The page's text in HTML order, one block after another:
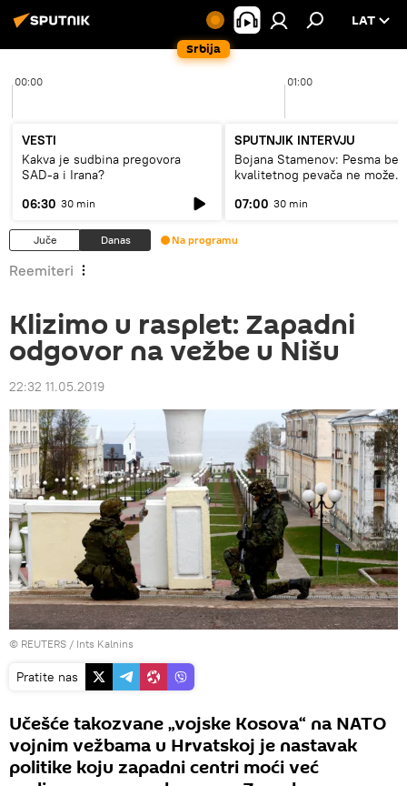
Srbija
LAT
00:00 01:00
VESTI
Kakva je sudbina pregovora
SAD-a i Irana?
06:30 30 min
SPUTNJIK INTERVJU
Bojana Stamenov: Pesma bez
kvalitetnog pevača ne može
07:00 30 min
Juče Danas Na programu
Reemiteri
Klizimo u rasplet: Zapadni
odgovor na vežbe u Nišu
22:32 11.05.2019
© REUTERS / Ints Kalnins
Pratite nas
Učešće takozvane „vojske Kosova“ na NATO
vojnim vežbama u Hrvatskoj je nastavak
politike koju zapadni centri moći već